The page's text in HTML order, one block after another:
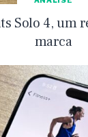
Solo 4, um
marca